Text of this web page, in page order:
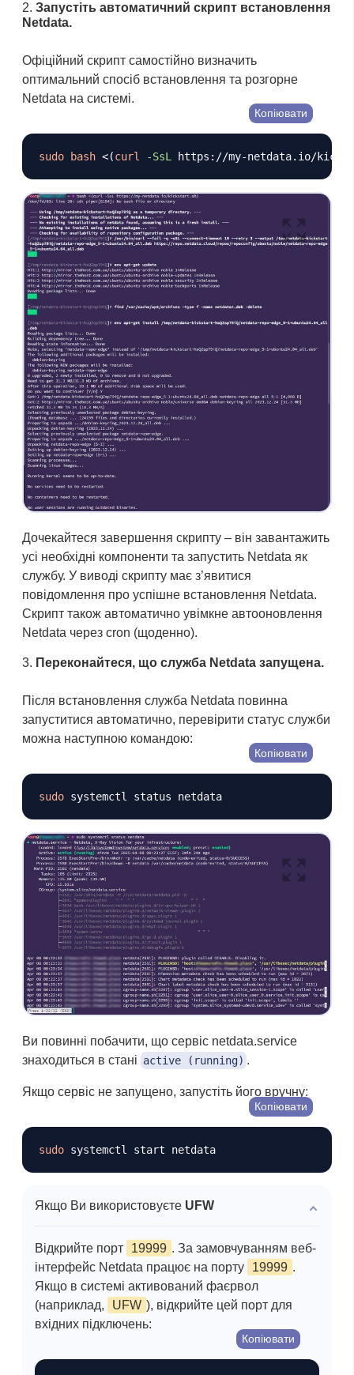
Запустіть автоматичний скрипт встановлення
Netdata.
Офіційний скрипт самостійно визначить
оптимальний спосіб встановлення та розгорне
Netdata на системі.
sudo bash <(curl -SsL https://my-netdata.io/
Копіювати
Дочекайтеся завершення скрипту – він завантажить
усі необхідні компоненти та запустить Netdata як
службу. У виводі скрипту має з’явитися
повідомлення про успішне встановлення Netdata.
Скрипт також автоматично увімкне автооновлення
Netdata через cron (щоденно).
Переконайтеся, що служба Netdata запущена.
Після встановлення служба Netdata повинна
запуститися автоматично, перевірити статус служби
можна наступною командою:
sudo
Копіювати
Ви повинні побачити, що сервіс netdata.service
знаходиться в стані active (running) .
Якщо сервіс не запущено, запустіть його вручну:
sudo
Копіювати
Якщо Ви використовуєте UFW
Відкрийте порт 19999 . За замовчуванням веб-
інтерфейс Netdata працює на порту
19999 .
Якщо в системі активований фаєрвол
(наприклад,
UFW ), відкрийте цей порт для
вхідних підключень:
Копіювати